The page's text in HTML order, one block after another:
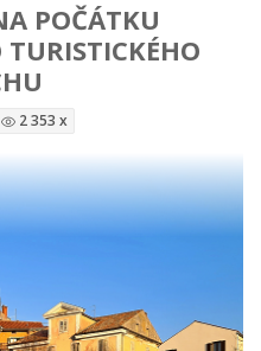
POČÁTKU
TURISTICKÉHO
2 353 x